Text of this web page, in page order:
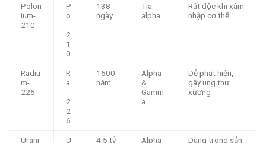
Polon
ium-
210
P
o
-
2
1
0
138
ngày
Tia
alpha
Rất độc khi xâm
nhập cơ thể
Radiu
m-
226
R
a
-
2
2
6
1600
năm
Alpha
&
Gamm
a
Dễ phát hiện,
gây ung thư
xương
Urani U 4.5 tỷ Alpha Dùng trong sản